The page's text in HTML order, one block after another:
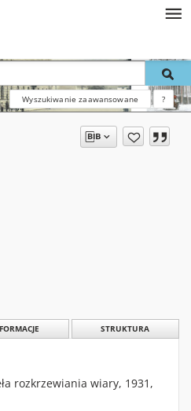
Wyszukiwanie zaawansowane ?
STRUKTURA
rozkrzewiania wiary, 1931,